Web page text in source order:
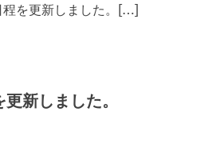
程を更新しました。[…]
新しました。
ール管理